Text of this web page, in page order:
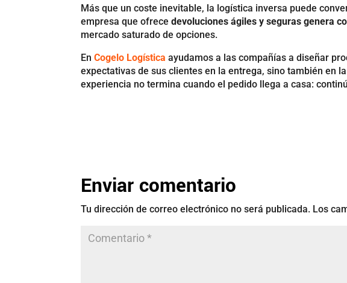
Más que un coste inevitable, la logística inversa puede
empresa que ofrecedevoluciones ágiles y seguras genera
mercado saturado de opciones.
EnCogelo Logística ayudamos a las compañías a diseñar
expectativas de sus clientes en la entrega, sino también en
experiencia no termina cuando el pedido llega a casa:
Enviar comentario
Tu dirección de correo electrónico no será publicada. Los